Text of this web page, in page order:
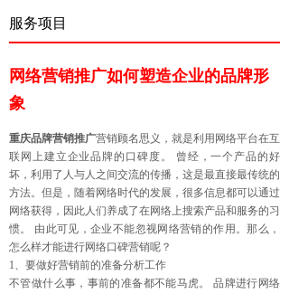
服务项目
网络营销推广如何塑造企业的品牌形
象
重庆品牌营销推广营销顾名思义，就是利用网络平台在互
联网上建立企业品牌的口碑度。 曾经，一个产品的好
坏，利用了人与人之间交流的传播，这是最直接最传统的
方法。但是，随着网络时代的发展，很多信息都可以通过
网络获得，因此人们养成了在网络上搜索产品和服务的习
惯。 由此可见，企业不能忽视网络营销的作用。那么，
怎么样才能进行网络口碑营销呢？
1、要做好营销前的准备分析工作
不管做什么事，事前的准备都不能马虎。 品牌进行网络